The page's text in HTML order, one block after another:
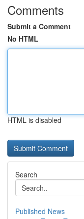
Comments
Submit a Comment
No HTML
HTML is disabled
Search
Published News